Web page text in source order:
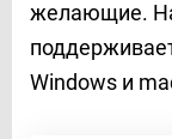
желающие.
Windows и